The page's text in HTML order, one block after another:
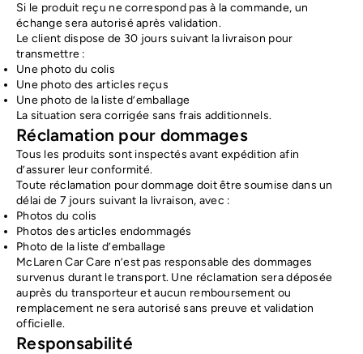
Si le produit reçu ne correspond pas à la commande, un
échange sera autorisé après validation.
Le client dispose de 30 jours suivant la livraison pour
transmettre :
Une photo du colis
Une photo des articles reçus
Une photo de la liste d’emballage
La situation sera corrigée sans frais additionnels.
Réclamation pour dommages
Tous les produits sont inspectés avant expédition afin
d’assurer leur conformité.
Toute réclamation pour dommage doit être soumise dans un
délai de 7 jours suivant la livraison, avec :
Photos du colis
Photos des articles endommagés
Photo de la liste d’emballage
McLaren Car Care n’est pas responsable des dommages
survenus durant le transport. Une réclamation sera déposée
auprès du transporteur et aucun remboursement ou
remplacement ne sera autorisé sans preuve et validation
officielle.
Responsabilité